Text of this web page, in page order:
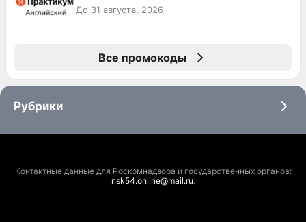
До 31 августа, 2026
Все промокоды
Рубрики
Контактные данные для Роскомнадзора и государственных органов:
nsk54.online@mail.ru.